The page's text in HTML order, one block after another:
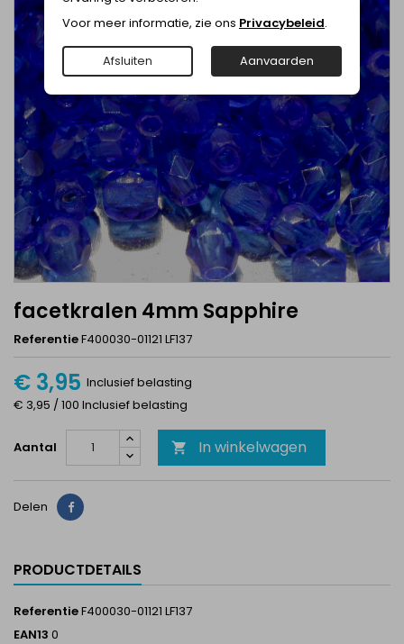
facetkralen 4mm Sapphire
ReferentieF400030-01121 LF137
€ 3,95 Inclusief belasting
€ 3,95 / 100 Inclusief belasting
Aantal  In winkelwagen
Delen Delen
PRODUCTDETAILS
ReferentieF400030-01121 LF137
EAN13 0
Voor meer informatie, zie ons Privacybeleid.
Afsluiten Aanvaarden